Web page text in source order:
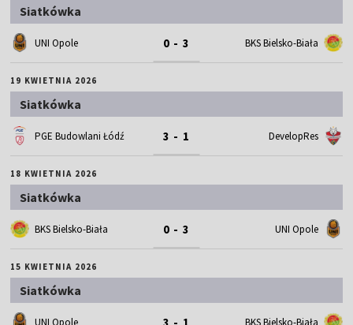
Siatkówka
UNI Opole 0 - 3 BKS Bielsko-Biała
19 KWIETNIA 2026
Siatkówka
PGE Budowlani Łódź 3 - 1 DevelopRes
18 KWIETNIA 2026
Siatkówka
BKS Bielsko-Biała 0 - 3 UNI Opole
15 KWIETNIA 2026
Siatkówka
UNI Opole BKS Bielsko-Biała